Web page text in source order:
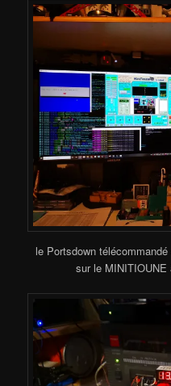
le Portsdown
sur le MINITIOUNE